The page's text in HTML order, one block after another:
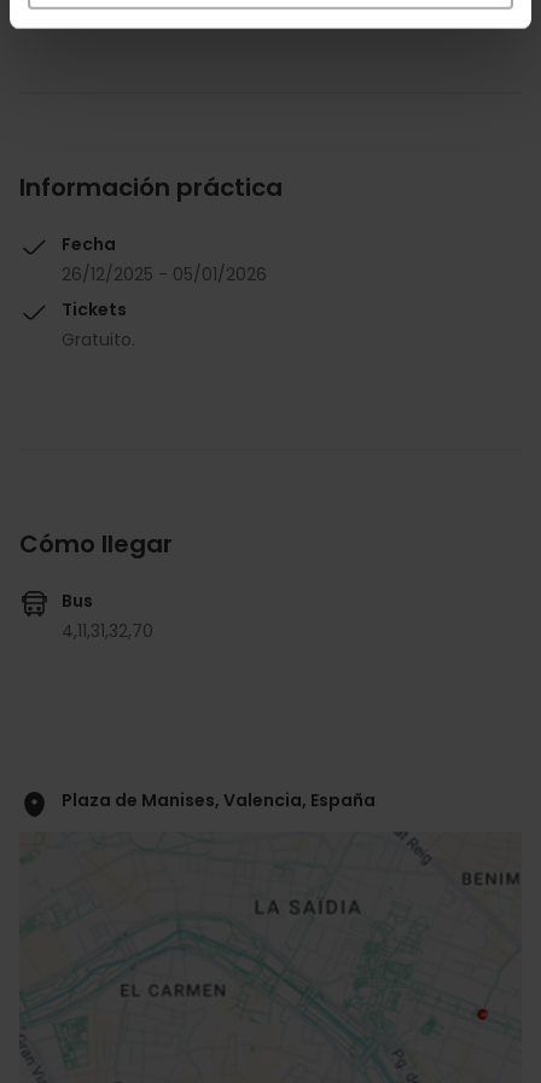
Información práctica
Fecha
26/12/2025 - 05/01/2026
Tickets
Gratuito.
Cómo llegar
Bus
4,11,31,32,70
Plaza de Manises, Valencia, España